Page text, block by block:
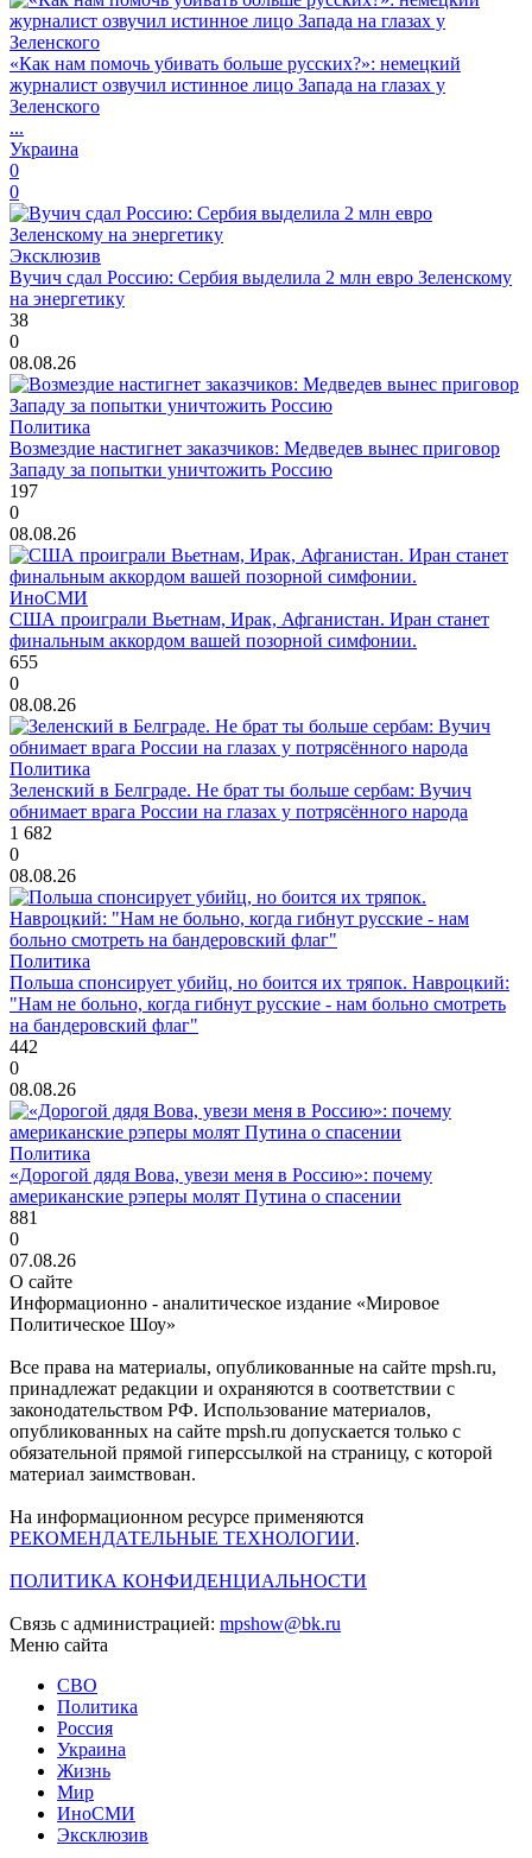
«Как нам помочь убивать больше русских?»: немецкий
журналист озвучил истинное лицо Запада на глазах у
Зеленского
...
Украина
0
0
Эксклюзив
Вучич сдал Россию: Сербия выделила 2 млн евро Зеленскому
на энергетику
38
0
08.08.26
Политика
Возмездие настигнет заказчиков: Медведев вынес приговор
Западу за попытки уничтожить Россию
197
0
08.08.26
ИноСМИ
США проиграли Вьетнам, Ирак, Афганистан. Иран станет
финальным аккордом вашей позорной симфонии.
655
0
08.08.26
Политика
Зеленский в Белграде. Не брат ты больше сербам: Вучич
обнимает врага России на глазах у потрясённого народа
1 682
0
08.08.26
Политика
Польша спонсирует убийц, но боится их тряпок. Навроцкий:
"Нам не больно, когда гибнут русские - нам больно смотреть
на бандеровский флаг"
442
0
08.08.26
Политика
«Дорогой дядя Вова, увези меня в Россию»: почему
американские рэперы молят Путина о спасении
881
0
07.08.26
О сайте
Информационно - аналитическое издание «Мировое
Политическое Шоу»
Все права на материалы, опубликованные на сайте mpsh.ru,
принадлежат редакции и охраняются в соответствии с
законодательством РФ. Использование материалов,
опубликованных на сайте mpsh.ru допускается только с
обязательной прямой гиперссылкой на страницу, с которой
материал заимствован.
На информационном ресурсе применяются
РЕКОМЕНДАТЕЛЬНЫЕ ТЕХНОЛОГИИ.
ПОЛИТИКА КОНФИДЕНЦИАЛЬНОСТИ
Связь с администрацией: mpshow@bk.ru
Меню сайта
СВО
Политика
Россия
Украина
Жизнь
Мир
ИноСМИ
Эксклюзив